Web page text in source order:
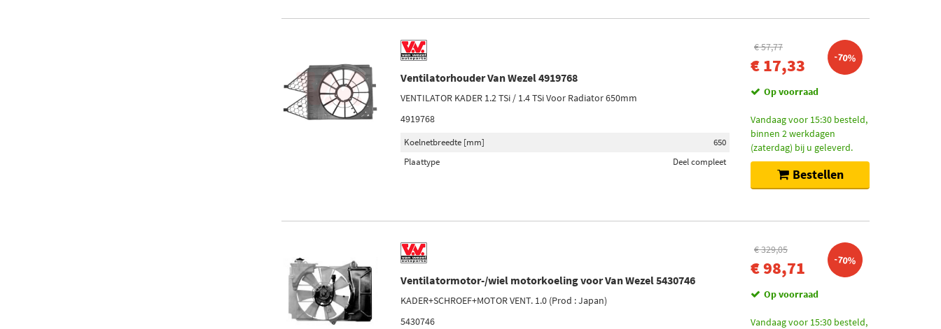
Ventilatorhouder Van Wezel 4919768
VENTILATOR KADER 1.2 TSi / 1.4 TSi Voor Radiator 650mm
4919768
Koelnetbreedte [mm]
650
Plaattype
Deel compleet
€ 57,77
€ 17,33 -70%
Op voorraad
Vandaag voor 15:30 besteld,
binnen 2 werkdagen
(zaterdag) bij u geleverd.
Bestellen
Ventilatormotor-/wiel motorkoeling voor Van Wezel 5430746
KADER+SCHROEF+MOTOR VENT. 1.0 (Prod : Japan)
5430746
€ 329,05
€ 98,71 -70%
Op voorraad
Vandaag voor 15:30 besteld,